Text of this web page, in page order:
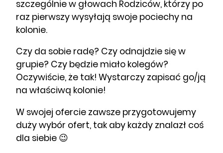
szczególnie w głowach Rodziców, którzy po
raz pierwszy wysyłają swoje pociechy na
kolonie.
Czy da sobie radę? Czy odnajdzie się w
grupie? Czy będzie miało kolegów?
Oczywiście, że tak! Wystarczy zapisać go/ją
na właściwą kolonie!
W swojej ofercie zawsze przygotowujemy
duży wybór ofert, tak aby każdy znalazł coś
dla siebie 😉